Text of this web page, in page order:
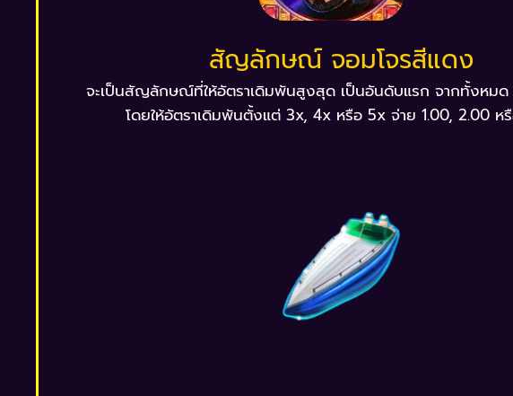
สัญลักษณ์ จอมโจรสีแดง
จะเป็นสัญลักษณ์ที่ให้อัตราเดิมพันสูงสุด เป็นอันดับแรก จากทั้งห
โดยให้อัตราเดิมพันตั้งแต่ 3x, 4x หรือ 5x จ่าย 1.00, 2.00 ห